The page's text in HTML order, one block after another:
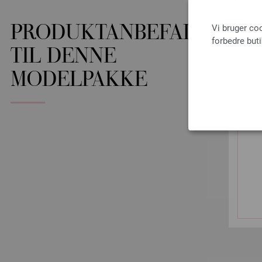
Vi bruger
forbedre
PRODUKTANBEFALINGER
TIL DENNE
MODELPAKKE